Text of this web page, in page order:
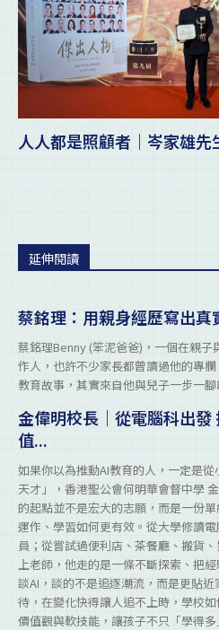
人人都是照顧者｜岑家雄先
延伸閱讀
蔡銘理：用親身經歷寫出真
蔡銘理Benny (笨泥爸爸)，一個在親
作人，也許不少家長都曾讀過他的專
教育故事，其實來自他與兒子一步一腳
金偉明校長｜從電腦科出發
值...
如果你以為推動AI教育的人，一定是
天才」，香港聖公會何明華會督中學
的起點並不是宏大的志願，而是一份
運作、學習如何更有效。從大學修讀
員；從嘗試過便利店、茶餐廳、搬貨
上老師，他走的是一條不斷探索、把
談AI，談的不是追逐潮流，而是更貼
待，在變化快得讓人追不上時，學校
價值觀與軟技能，讓孩子不只「學得多